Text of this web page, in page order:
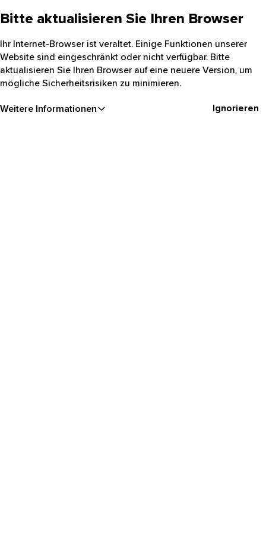
Bitte aktualisieren Sie Ihren Browser
Ihr Internet-Browser ist veraltet. Einige Funktionen unserer
Website sind eingeschränkt oder nicht verfügbar. Bitte
aktualisieren Sie Ihren Browser auf eine neuere Version, um
mögliche Sicherheitsrisiken zu minimieren.
Weitere Informationen Ignorieren